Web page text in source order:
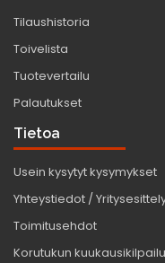
Tilaushistoria
Toivelista
Tuotevertailu
Palautukset
Tietoa
Usein kysytyt kysymykset
Yhteystiedot /
Toimitusehdot
Korutukun kuukausikilpailu